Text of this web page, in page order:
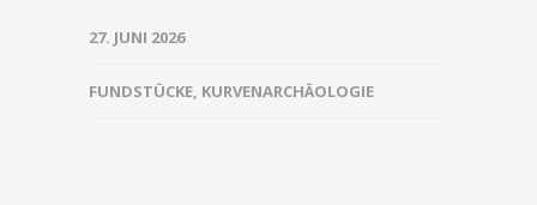
27. JUNI 2026
FUNDSTÜCKE, KURVENARCHÄOLOGIE